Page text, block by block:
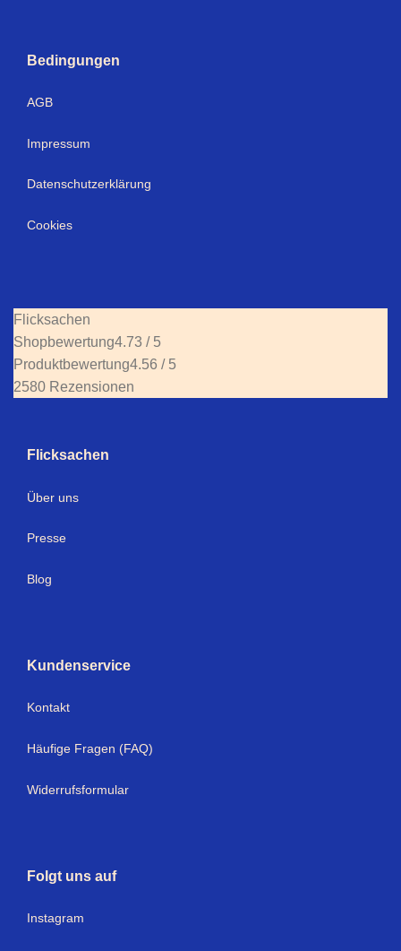
Bedingungen
AGB
Impressum
Datenschutzerklärung
Cookies
Flicksachen
Shopbewertung4.73 / 5
Produktbewertung4.56 / 5
2580 Rezensionen
Flicksachen
Über uns
Presse
Blog
Kundenservice
Kontakt
Häufige Fragen (FAQ)
Widerrufsformular
Folgt uns auf
Instagram